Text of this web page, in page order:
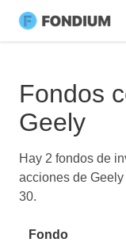
Fondos
Geely
Hay 2 fondos de
acciones de
30.
Fondo